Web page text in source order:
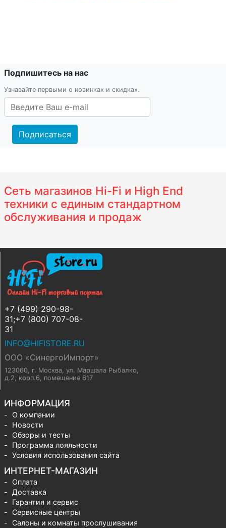
Подпишитесь на нас
Узнавайте первыми о новинках и скидках.
Подписаться
Сеть магазинов Hi-Fi и High End
техники с единым стандартном
обслуживания и продаж
+7 (499) 290-98-
31;+7 (800) 707-08-
31
INFO@HIFISTORE.RU
ООО «СинергоИмпорт»
123060, г. Москва, ул. Маршала Рыбалко,
д.2, корп.6, помещение 617
ИНФОРМАЦИЯ
О компании
Новости
Обзоры и тесты
Программа лояльности
Условия использования сайта
ИНТЕРНЕТ-МАГАЗИН
Оплата
Доставка
Гарантия и сервис
Сервисные центры
Салоны и комнаты прослушивания